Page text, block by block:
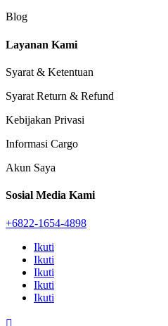
Blog
Layanan Kami
Syarat & Ketentuan
Syarat Return & Refund
Kebijakan Privasi
Informasi Cargo
Akun Saya
Sosial Media Kami
+6822-1654-4898
Ikuti
Ikuti
Ikuti
Ikuti
Ikuti
